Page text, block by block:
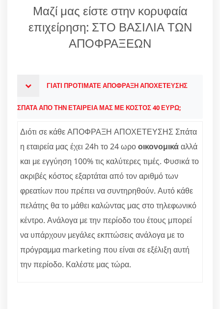
Μαζί μας είστε στην κορυφαία
επιχείρηση: ΣΤΟ ΒΑΣΙΛΙΑ ΤΩΝ
ΑΠΟΦΡΑΞΕΩΝ
ΓΙΑΤΙ ΠΡΟΤΙΜΑΤΕ ΑΠΟΦΡΑΞΗ ΑΠΟΧΕΤΕΥΣΗΣ
ΣΠΑΤΑ ΑΠΟ ΤΗΝ ΕΤΑΙΡΕΙΑ ΜΑΣ ΜΕ ΚΟΣΤΟΣ 40 ΕΥΡΩ;
Διότι σε κάθε ΑΠΟΦΡΑΞΗ ΑΠΟΧΕΤΕΥΣΗΣ Σπάτα
η εταιρεία μας έχει 24h το 24 ωροοικονομικάαλλά
και με εγγύηση 100% τις καλύτερες τιμές. Φυσικά το
ακριβές κόστος εξαρτάται από τον αριθμό των
φρεατίων που πρέπει να συντηρηθούν. Αυτό κάθε
πελάτης θα το μάθει καλώντας μας στο τηλεφωνικό
κέντρο. Ανάλογα με την περίοδο του έτους μπορεί
να υπάρχουν μεγάλες εκπτώσεις ανάλογα με το
πρόγραμμα marketing που είναι σε εξέλιξη αυτή
την περίοδο. Καλέστε μας τώρα.